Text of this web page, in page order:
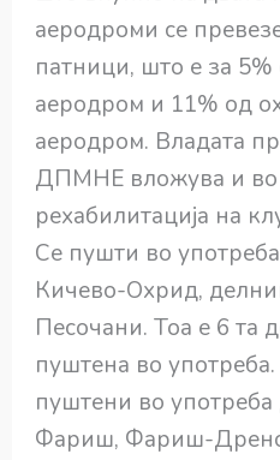
аеродроми се
патници, што е за
аеродром и 11% од
аеродром. Владата
ДПМНЕ вложува и во
рехабилитација на
Се пушти во
Кичево-Охрид,
Песочани. Тоа е 6 та
пуштена во
пуштени во
Фариш, Фариш-